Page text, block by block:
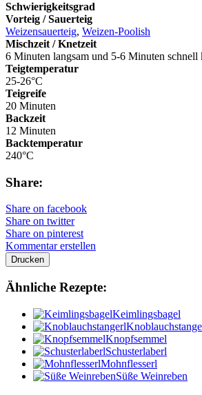
Schwierigkeitsgrad
Vorteig / Sauerteig
Weizensauerteig, Weizen-Poolish
Mischzeit / Knetzeit
6 Minuten langsam und 5-6 Minuten schnell
Teigtemperatur
25-26°C
Teigreife
20 Minuten
Backzeit
12 Minuten
Backtemperatur
240°C
Share:
Share on facebook
Share on twitter
Share on pinterest
Kommentar erstellen
Drucken
Ähnliche Rezepte:
Keimlingsbagel
Knopfsemmel
Schusterlaberl
Mohnflesserl
Süße Weinreben